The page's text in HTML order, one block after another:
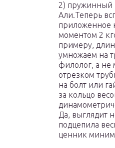
2) пружинный
Али.Теперь
приложенное
моментом 2
примеру,
умножаем на
филолог, а не
отрезком
на болт или
за кольцо
Да, выглядит
подцепила
ценник